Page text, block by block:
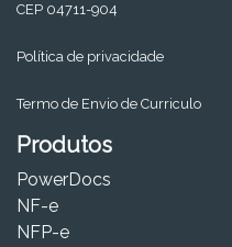
CEP 04711-904
Política de privacidade
Termo de Envio de Curriculo
Produtos
PowerDocs
NF-e
NFP-e